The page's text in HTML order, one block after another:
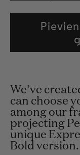
We’ve
can choose
among our
projecting
unique
Bold version.